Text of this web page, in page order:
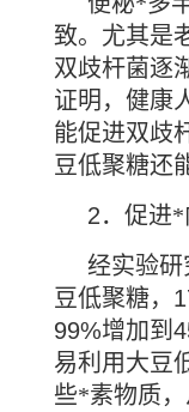
致。尤其是
双歧杆菌逐
证明，健康
能促进双歧
豆低聚糖还
2．促进
经实验
豆低聚糖，
99%增加到
易利用大豆
些*素物质